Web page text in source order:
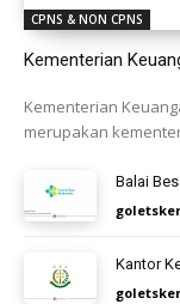
CPNS & NON CPNS
Kementerian
Kementerian
merupakan
Balai
Kantor